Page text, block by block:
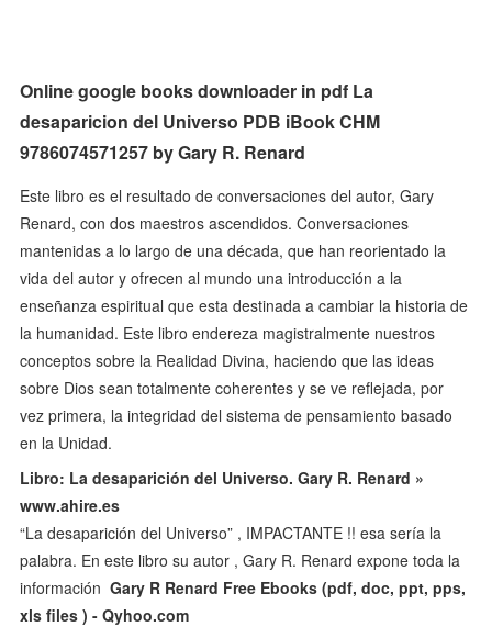
Online google books downloader in pdf La
desaparicion del Universo PDB iBook CHM
9786074571257 by Gary R. Renard
Este libro es el resultado de conversaciones del autor, Gary
Renard, con dos maestros ascendidos. Conversaciones
mantenidas a lo largo de una década, que han reorientado la
vida del autor y ofrecen al mundo una introducción a la
enseñanza espiritual que esta destinada a cambiar la historia de
la humanidad. Este libro endereza magistralmente nuestros
conceptos sobre la Realidad Divina, haciendo que las ideas
sobre Dios sean totalmente coherentes y se ve reflejada, por
vez primera, la integridad del sistema de pensamiento basado
en la Unidad.
Libro: La desaparición del Universo. Gary R. Renard »
www.ahire.es
“La desaparición del Universo” , IMPACTANTE !! esa sería la
palabra. En este libro su autor , Gary R. Renard expone toda la
informaciónGary R Renard Free Ebooks (pdf, doc, ppt, pps,
xls files ) - Qyhoo.com